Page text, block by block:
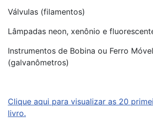
Válvulas (filamentos)
Lâmpadas neon, xenônio e
Instrumentos de Bobina ou Ferro Móvel
(galvanômetros)
Clique aqui para visualizar as 20
livro.